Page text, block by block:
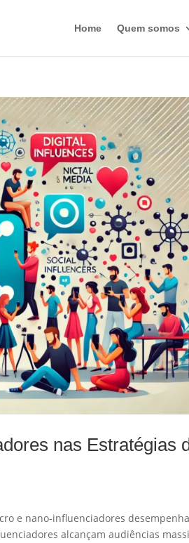
Home Quem somos
nas Estratégias
e nano-influenciadores
alcançam audiências